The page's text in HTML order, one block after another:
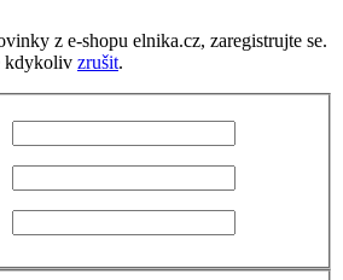
z e-shopu elnika.cz, zaregistrujte se.
kdykoliv zrušit.